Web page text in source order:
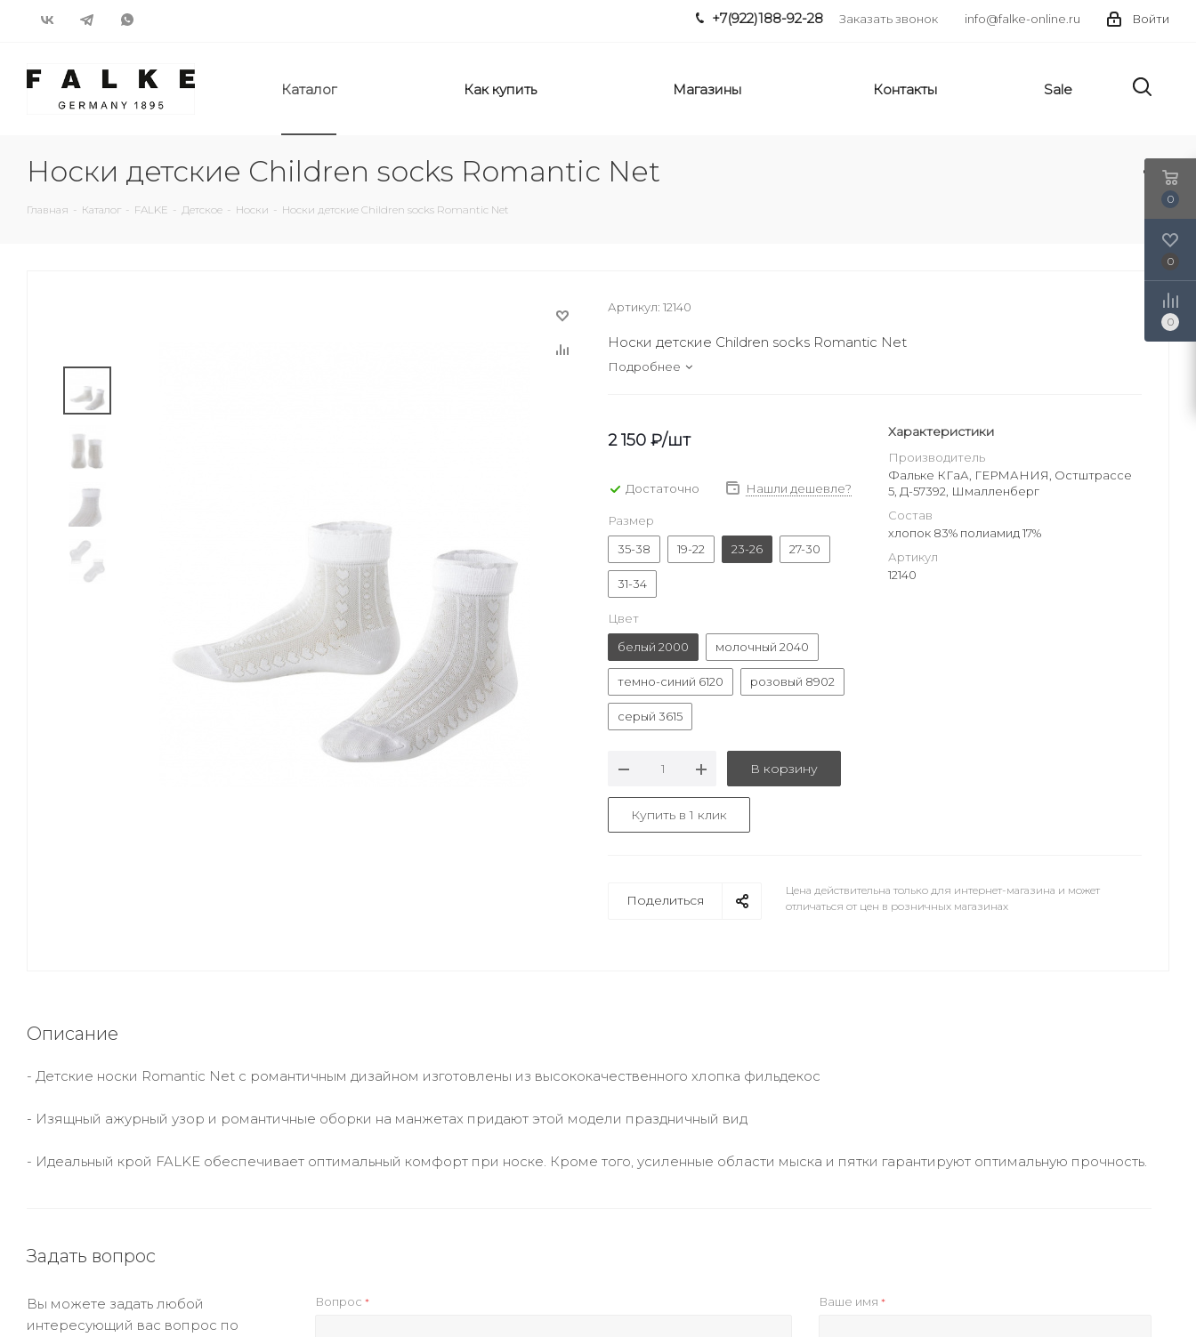
Войти
info@falke-online.ru
+7(922)188-92-28 Заказать звонок
Каталог Как купить Магазины Контакты Sale
Носки детские Children socks Romantic Net
Главная - Каталог - FALKE - Детское - Носки - Носки детские Children socks Romantic Net
Артикул: 12140
Носки детские Children socks Romantic Net
Подробнее
2 150 ₽/шт
Достаточно Нашли дешевле?
Размер
35-38
19-22 23-26 27-30
31-34
Цвет
белый 2000
молочный 2040
темно-синий 6120 розовый 8902
серый 3615
В корзину
Купить в 1 клик
Характеристики
Производитель
Фальке КГаА, ГЕРМАНИЯ, Остштрассе
5, Д-57392, Шмалленберг
Состав
хлопок 83% полиамид 17%
Артикул
12140
Поделиться
Цена действительна только для интернет-магазина и может
отличаться от цен в розничных магазинах
Описание
- Детские носки Romantic Net с романтичным дизайном изготовлены из высококачественного хлопка фильдекос
- Изящный ажурный узор и романтичные оборки на манжетах придают этой модели праздничный вид
- Идеальный крой FALKE обеспечивает оптимальный комфорт при носке. Кроме того, усиленные области мыска и пятки гарантируют оптимальную прочность.
Задать вопрос
Вы можете задать любой
интересующий вас вопрос по
Вопрос * Ваше имя *
0
0
0